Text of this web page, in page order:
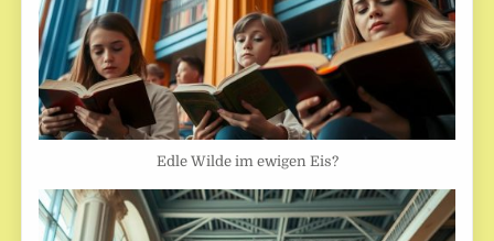
Edle Wilde im ewigen Eis?